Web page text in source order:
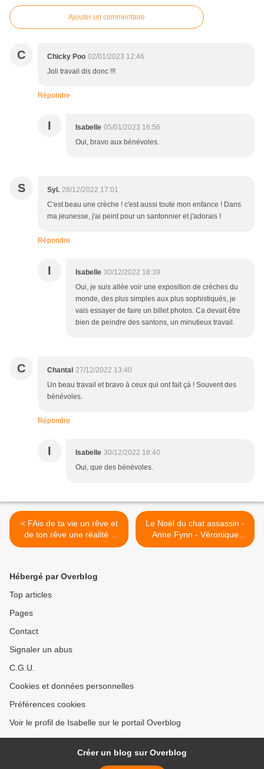
Ajouter un commentaire
C Chicky Poo 02/01/2023 12:46
Joli travail dis donc !!!
Répondre
I Isabelle 05/01/2023 16:56
Oui, bravo aux bénévoles.
S Syl. 28/12/2022 17:01
C'est beau une crèche ! c'est aussi toute mon enfance ! Dans
ma jeunesse, j'ai peint pour un santonnier et j'adorais !
Répondre
I Isabelle 30/12/2022 18:39
Oui, je suis allée voir une exposition de crèches du
monde, des plus simples aux plus sophistiqués, je
vais essayer de faire un billet photos. Ca devait être
bien de peindre des santons, un minutieux travail.
C Chantal 27/12/2022 13:40
Un beau travail et bravo à ceux qui ont fait çà ! Souvent des
bénévoles.
Répondre
I Isabelle 30/12/2022 18:40
Oui, que des bénévoles.
< FAis de ta vie un rêve et
de ton rêve une réalité -
Natascha Lusenti
Le Noël du chat assassin -
Anne Fynn - Véronique
Deiss >
Hébergé par Overblog
Top articles
Pages
Contact
Signaler un abus
C.G.U.
Cookies et données personnelles
Préférences cookies
Voir le profil de Isabelle sur le portail Overblog
Créer un blog sur Overblog